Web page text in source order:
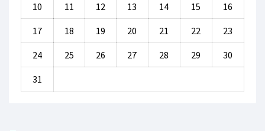
10 11 12 13 14 15 16
17 18 19 20 21 22 23
24 25 26 27 28 29 30
31